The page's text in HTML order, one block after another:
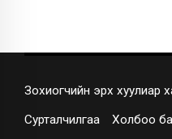
Зохиогчийн эрх хуулиар
Сурталчилгаа Холбоо